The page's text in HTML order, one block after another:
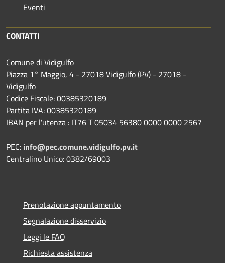
Eventi
CONTATTI
Comune di Vidigulfo
Piazza 1° Maggio, 4 - 27018 Vidigulfo (PV) - 27018 -
Vidigulfo
Codice Fiscale: 00385320189
Partita IVA: 00385320189
IBAN per l'utenza : IT76 T 05034 56380 0000 0000 2567
PEC: info@pec.comune.vidigulfo.pv.it
Centralino Unico: 0382/69003
Prenotazione appuntamento
Segnalazione disservizio
Leggi le FAQ
Richiesta assistenza